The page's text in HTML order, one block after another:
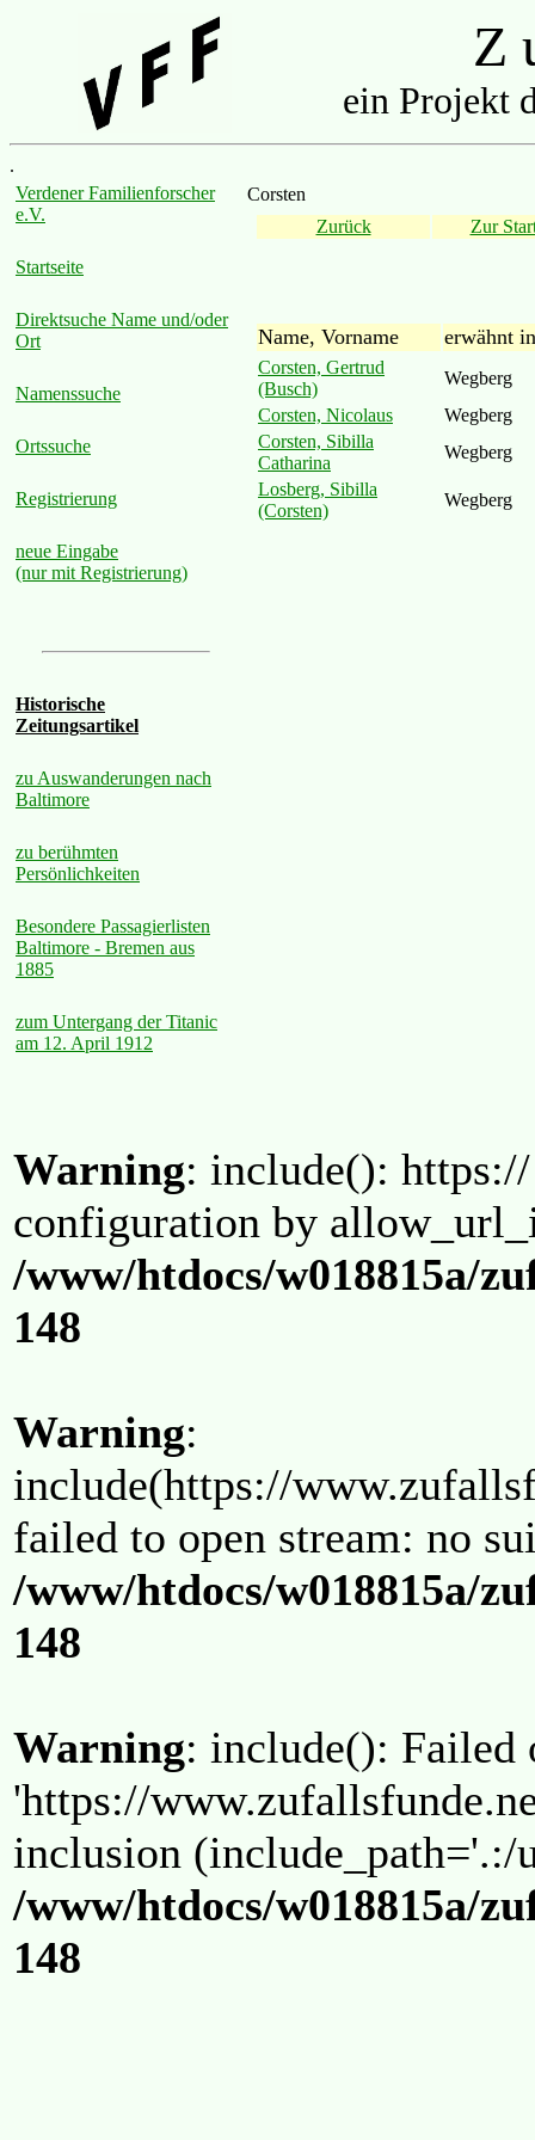
Z
ein Projekt
.
Verdener Familienforscher
e.V.
Startseite
Direktsuche Name und/oder
Ort
Namenssuche
Ortssuche
Registrierung
neue Eingabe
(nur mit Registrierung)
Historische
Zeitungsartikel
zu Auswanderungen nach
Baltimore
zu berühmten
Persönlichkeiten
Besondere Passagierlisten
Baltimore - Bremen aus
1885
zum Untergang der Titanic
am 12. April 1912
Corsten
Zurück
Zur
Name, Vorname erwähnt in
Corsten, Gertrud
(Busch)
Wegberg
Corsten, Nicolaus
Wegberg
Corsten, Sibilla
Catharina
Wegberg
Losberg, Sibilla
(Corsten)
Wegberg
Warning: include():
configuration by
/www/htdocs/w018815a/
148
Warning:
include(https://
failed to open stream: no
/www/htdocs/w018815a/
148
Warning: include(): Failed
'https://
inclusion (include_path='.:/
/www/htdocs/w018815a/
148